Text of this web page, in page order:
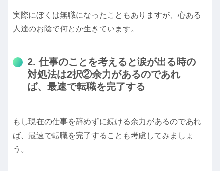
実際にぼくは無職になったこともありますが、心ある
人達のお陰で何とか生きています。
2. 仕事のことを考えると涙が出る時の
対処法は2択②余力があるのであれ
ば、最速で転職を完了する
もし現在の仕事を辞めずに続ける余力があるのであれ
ば、最速で転職を完了することも考慮してみましょ
う。